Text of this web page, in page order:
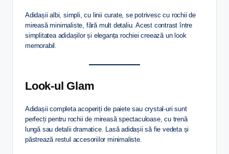
Adidașii albi, simpli, cu linii curate, se potrivesc cu rochii de
mireasă minimaliste, fără mult detaliu. Acest contrast între
simplitatea adidașilor și eleganța rochiei creează un look
memorabil.
Look-ul Glam
Adidașii completa acoperiți de paiete sau crystal-uri sunt
perfecți pentru rochii de mireasă spectaculoase, cu trenă
lungă sau detalii dramatice. Lasă adidașii să fie vedeta și
păstrează restul accesoriilor minimaliste.